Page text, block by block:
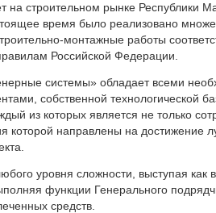
строительном рынке Республики
время было реализовано
монтажные работы
Российской Федерации.
системы» обладает всеми
собственной технологической
из которых является не только
которой направлены на достижение
уровня сложности, выступая как
функции Генерального
средств.